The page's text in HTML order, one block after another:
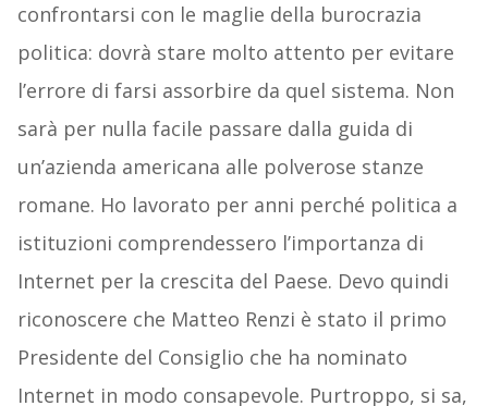
confrontarsi con le maglie della burocrazia
politica: dovrà stare molto attento per evitare
l’errore di farsi assorbire da quel sistema. Non
sarà per nulla facile passare dalla guida di
un’azienda americana alle polverose stanze
romane. Ho lavorato per anni perché politica a
istituzioni comprendessero l’importanza di
Internet per la crescita del Paese. Devo quindi
riconoscere che Matteo Renzi è stato il primo
Presidente del Consiglio che ha nominato
Internet in modo consapevole. Purtroppo, si sa,